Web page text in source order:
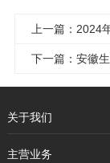
关于我们
主营业务